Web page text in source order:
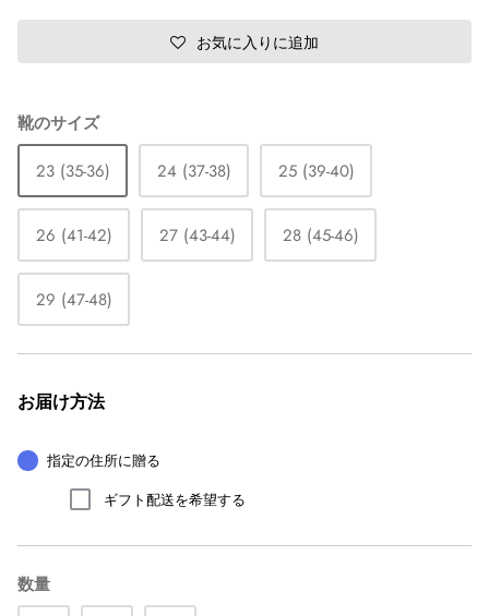
お気に入りに追加
靴のサイズ
23 (35-36)
24 (37-38) 25 (39-40)
26 (41-42) 27 (43-44) 28 (45-46)
29 (47-48)
お届け方法
指定の住所に贈る
ギフト配送を希望する
数量